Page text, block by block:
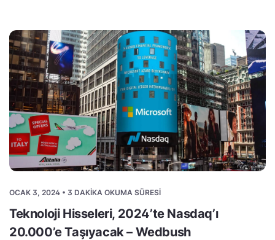
OCAK 3, 2024 • 3 DAKIKA OKUMA SÜRESI
Teknoloji Hisseleri, 2024’te Nasdaq’ı
20.000’e Taşıyacak – Wedbush